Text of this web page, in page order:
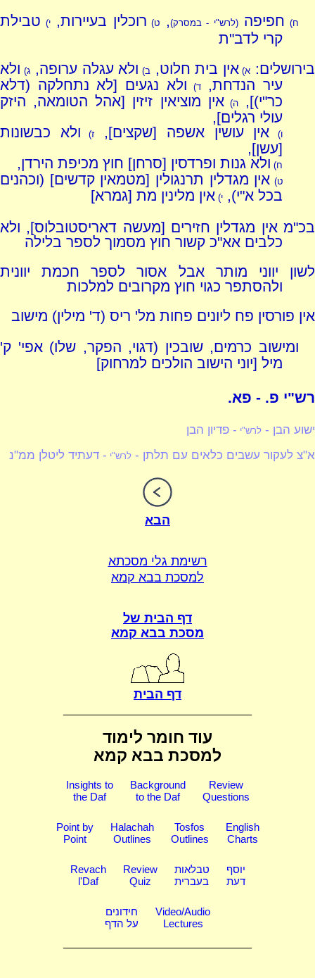
ח) חפיפה(לרש"י - במסרק), ט) רוכלין בעיירות,י) טבילת
קרי לדב"ת
בירושלים: א)אין בית חלוט, ב) ולא עגלה ערופה, ג) ולא
עיר הנדחת,ד) ולא נגעים [לא נתחלקה (דלא
כר"י)],ה)אין מוציאין זיזין [אהל הטומאה, היזק
עולי רגלים],
ו) אין עושין אשפה [שקצים], ז) ולא כבשונות
[עשן],
ח) ולא גנות ופרדסין [סרחן] חוץ מכיפת הירדן,
ט) אין מגדלין תרנגולין [מטמאין קדשים] (וכהנים
בכל א"י),י)אין מלינין מת [גמרא]
בכ"מ אין מגדלין חזירים [מעשה דאריסטובלוס], ולא
כלבים אא"כ קשור חוץ מסמוך לספר בלילה
לשון יווני מותר אבל אסור לספר חכמת יוונית
ולהסתפר כגוי חוץ מקרובים למלכות
אין פורסין פח ליונים פחות מל' ריס (ד' מילין) מישוב
ומישוב כרמים, שובכין (דגוי, הפקר, שלו) אפי' ק'
מיל [יוני הישוב הולכים למרחוק]
רש"י פ. - פא.
ישוע הבן - לרש"י - פדיון הבן
א"צ לעקור עשבים כלאים עם תלתן - לרש"י - דעתיד ליטלן ממ"נ
הבא
רשימת גלי מסכתא
למסכת בבא קמא
דף הבית של
מסכת בבא קמא
דף הבית
עוד חומר לימוד
למסכת בבא קמא
Insights to
the Daf
Background
to the Daf
Review
Questions
Point by
Point
Halachah
Outlines
Tosfos
Outlines
English
Charts
Revach
l'Daf
Review
Quiz
טבלאות
בעברית
יוסף
דעת
חידונים
על הדף
Video/Audio
Lectures